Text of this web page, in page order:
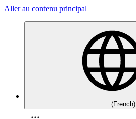
Aller au contenu principal
(French)